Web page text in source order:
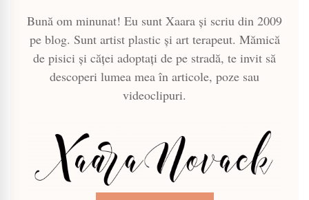
Bună om minunat! Eu sunt Xaara și scriu din 2009
pe blog. Sunt artist plastic și art terapeut. Mămică
de pisici și căței adoptați de pe stradă, te invit să
descoperi lumea mea în articole, poze sau
videoclipuri.